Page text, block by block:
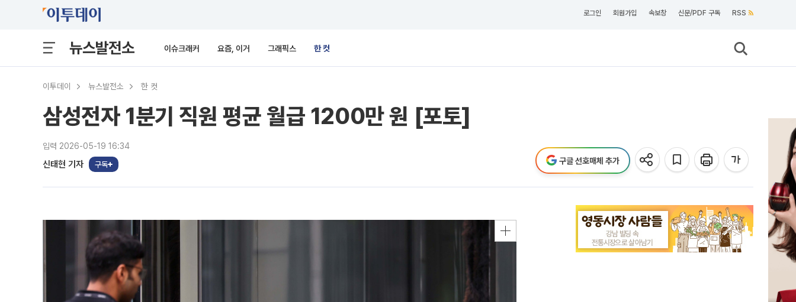
로그인 회원가입 속보창 신문/PDF 구독 RSS
뉴스발전소 이슈크래커 요즘, 이거 그래픽스 한 컷
이투데이 뉴스발전소 한 컷
삼성전자 1분기 직원 평균 월급 1200만 원 [포토]
입력 2026-05-19 16:34
신태현 기자 구독 구글 선호매체 추가